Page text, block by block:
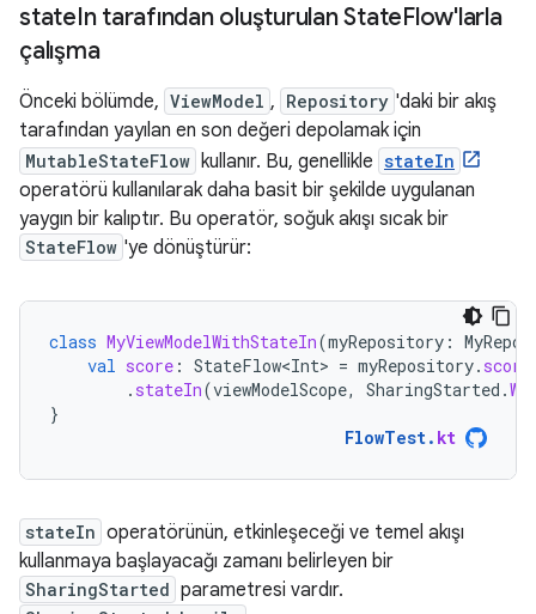
stateIn tarafından oluşturulan StateFlow'larla
çalışma
Önceki bölümde, ViewModel , Repository 'daki bir akış
tarafından yayılan en son değeri depolamak için
MutableStateFlow kullanır. Bu, genellikle stateIn
operatörü kullanılarak daha basit bir şekilde uygulanan
yaygın bir kalıptır. Bu operatör, soğuk akışı sıcak bir
StateFlow 'ye dönüştürür:
class MyViewModelWithStateIn(myRepository :
val score : StateFlow<Int> = myRepository.
. stateIn(viewModelScope, SharingStarted .
}
FlowTest. kt
stateIn operatörünün, etkinleşeceği ve temel akışı
kullanmaya başlayacağı zamanı belirleyen bir
SharingStarted parametresi vardır.